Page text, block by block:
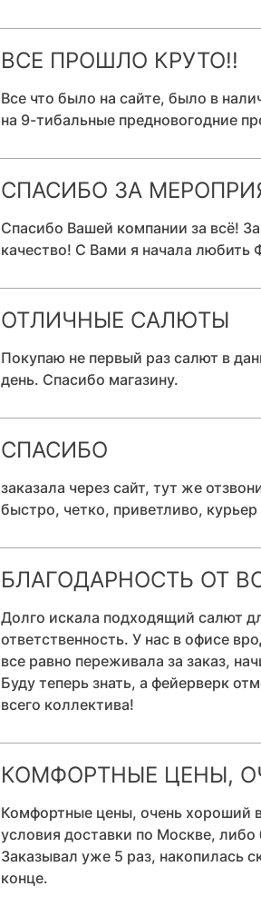
ВСЕ ПРОШЛО КРУТО!!
Все что было на сайте, было в
на 9-тибальные предновогодние
СПАСИБО ЗА
Спасибо Вашей компании за всё!
качество! С Вами я начала любить
ОТЛИЧНЫЕ САЛЮТЫ
Покупаю не первый раз салют в
день. Спасибо магазину.
СПАСИБО
заказала через сайт, тут же
быстро, четко, приветливо,
БЛАГОДАРНОСТЬ ОТ
Долго искала подходящий салют
ответственность. У нас в офисе
все равно переживала за заказ,
Буду теперь знать, а фейерверк
всего коллектива!
КОМФОРТНЫЕ ЦЕНЫ,
Комфортные цены, очень хороший
условия доставки по Москве,
Заказывал уже 5 раз, накопилась
конце.